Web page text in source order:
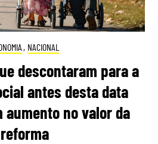
, NACIONAL
descontaram para a
antes desta data
aumento no valor da
reforma